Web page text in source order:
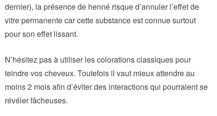
dernier), la présence de henné risque d’annuler l’effet de
vitre permanente car cette substance est connue surtout
pour son effet lissant.
N’hésitez pas à utiliser les colorations classiques pour
teindre vos cheveux. Toutefois il vaut mieux attendre au
moins 2 mois afin d’éviter des interactions qui pourraient se
révéler fâcheuses.